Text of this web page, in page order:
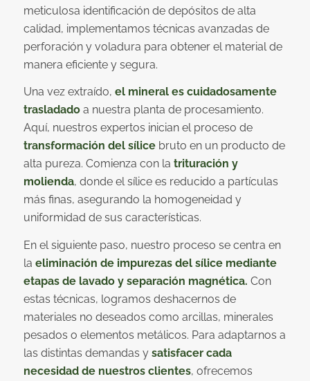
meticulosa identificación de depósitos de alta
calidad, implementamos técnicas avanzadas de
perforación y voladura para obtener el material de
manera eficiente y segura.
Una vez extraído, el mineral es cuidadosamente
trasladadoa nuestra planta de procesamiento.
Aquí, nuestros expertos inician el proceso de
transformación del sílicebruto en un producto de
alta pureza. Comienza con la trituración y
molienda, donde el sílice es reducido a partículas
más finas, asegurando la homogeneidad y
uniformidad de sus características.
En el siguiente paso, nuestro proceso se centra en
la eliminación de impurezas del sílice mediante
etapas de lavado y separación magnética. Con
estas técnicas, logramos deshacernos de
materiales no deseados como arcillas, minerales
pesados o elementos metálicos. Para adaptarnos a
las distintas demandas y satisfacer cada
necesidad de nuestros clientes, ofrecemos